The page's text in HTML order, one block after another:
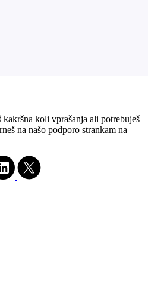
koli vprašanja ali potrebuješ
na našo podporo strankam na